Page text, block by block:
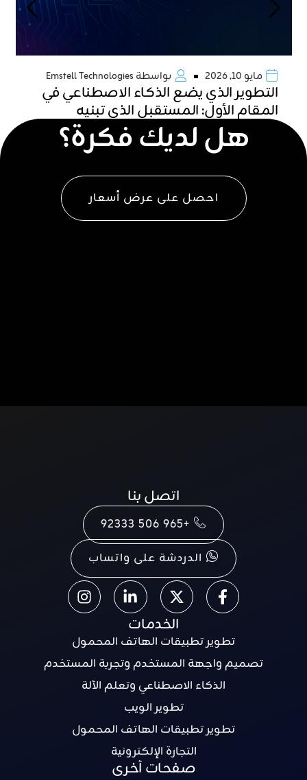
مايو 10, 2026 بواسطة
التطوير الذي يضع الذكاء الاصطناعي في
المقام الأول: المستقبل الذي تبنيه
«إمستل» اليوم
هل لديك فكرة؟
احصل على عرض أسعار
اتصل بنا
+965 506 92333
الدردشة على واتساب
الخدمات
تطوير تطبيقات الهاتف المحمول
تصميم واجهة المستخدم وتجربة المستخدم
الذكاء الاصطناعي وتعلم الآلة
تطوير الويب
تطوير تطبيقات الهاتف المحمول
التجارة الإلكترونية
صفحات أخرى